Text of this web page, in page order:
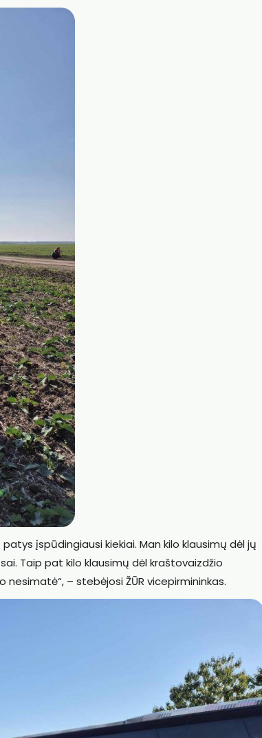
įspūdingiausi kiekiai. Man kilo klausimų dėl jų
Taip pat kilo klausimų dėl kraštovaizdžio
– stebėjosi ŽŪR vicepirmininkas.